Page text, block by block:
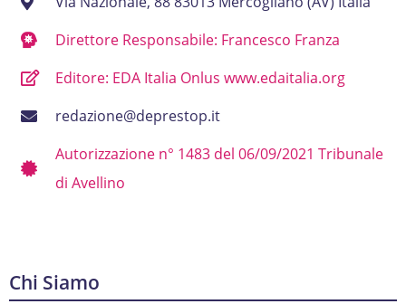
Direttore Responsabile: Francesco Franza
Editore: EDA Italia Onlus www.edaitalia.org
redazione@deprestop.it
Autorizzazione n° 1483 del 06/09/2021 Tribunale
di Avellino
Chi Siamo